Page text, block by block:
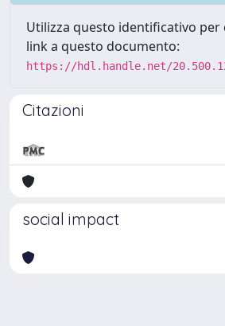
Utilizza questo identificativo per
link a questo documento:
https://hdl.handle.net/
Citazioni
social impact